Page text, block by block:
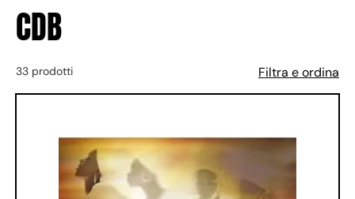
CDB
33 prodotti Filtra e ordina